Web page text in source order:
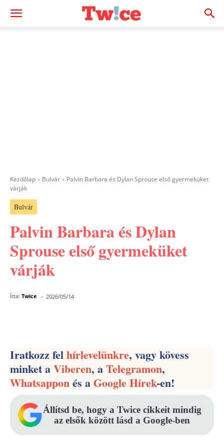
Kezdőlap Bulvár
Palvin Barbara és Dylan Sprouse első gyermeküket
várják
Bulvár
Palvin Barbara és Dylan
Sprouse első gyermeküket
várják
Írta: Twice - 2026/05/14
Iratkozz felhírlevelünkre, vagy kövess
minket aViberen, aTelegramon,
Whatsapponés aGoogle Hírek-en!
Állítsd be, hogy a Twice cikkeit mindig
az elsők között lásd a Google-ben